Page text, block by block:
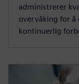
administrerer
overvåking for å
kontinuerlig